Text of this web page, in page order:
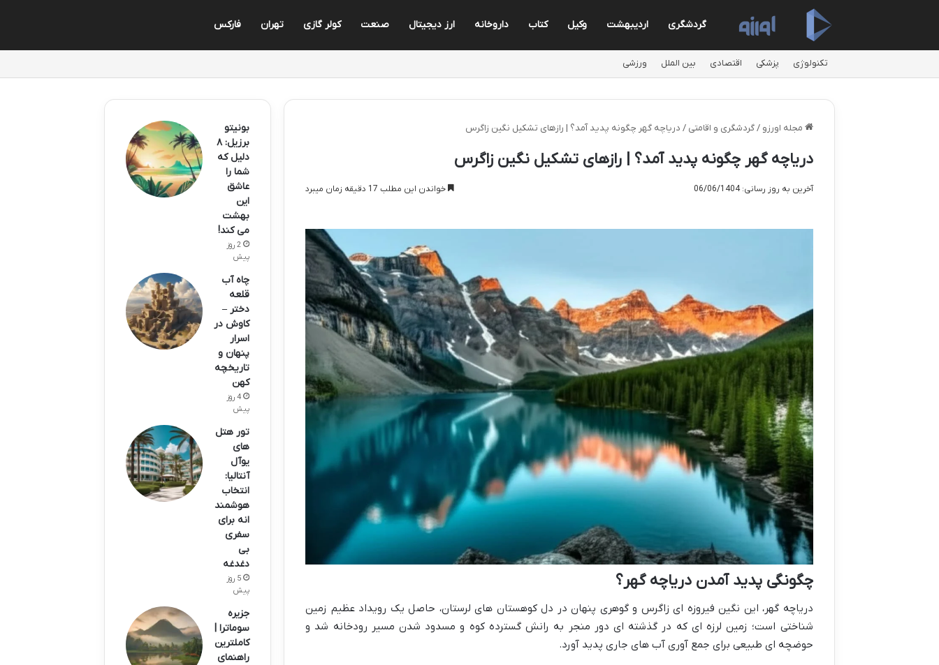
گردشگری اردیبهشت وکیل کتاب داروخانه ارز دیجیتال صنعت کولر گازی تهران فارکس
تکنولوژی پزشکی اقتصادی بین الملل ورزشی
مجله اورزو / گردشگری و اقامتی / دریاچه گهر چگونه پدید آمد؟ | رازهای تشکیل نگین زاگرس
دریاچه گهر چگونه پدید آمد؟ | رازهای تشکیل نگین زاگرس
آخرین به روز رسانی: 06/06/1404 خواندن این مطلب 17 دقیقه زمان میبرد
چگونگی پدید آمدن دریاچه گهر؟
دریاچه گهر، این نگین فیروزه ای زاگرس و گوهری پنهان در دل کوهستان های لرستان، حاصل یک رویداد عظیم زمین
شناختی است؛ زمین لرزه ای که در گذشته ای دور منجر به رانش گسترده کوه و مسدود شدن مسیر رودخانه شد و
حوضچه ای طبیعی برای جمع آوری آب های جاری پدید آورد.
بونیتو
برزیل: ۸
دلیل که
شما را
عاشق
این
بهشت
می کند!
2 روز
پیش
چاه آب
قلعه
دختر –
کاوش در
اسرار
پنهان و
تاریخچه
کهن
4 روز
پیش
تور هتل
های
یوآل
آنتالیا:
انتخاب
هوشمند
انه برای
سفری
بی
دغدغه
5 روز
پیش
جزیره
سوماترا |
کاملترین
راهنمای